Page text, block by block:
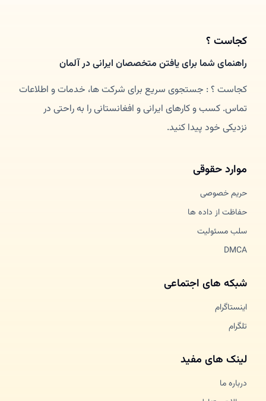
کجاست ؟
راهنمای شما برای یافتن متخصصان ایرانی در آلمان
کجاست ؟ : جستجوی سریع برای شرکت ها، خدمات و اطلاعات
تماس. کسب و کارهای ایرانی و افغانستانی را به راحتی در
نزدیکی خود پیدا کنید.
موارد حقوقی
حریم خصوصی
حفاظت از داده ها
سلب مسئولیت
DMCA
شبکه های اجتماعی
اینستاگرام
تلگرام
لینک های مفید
درباره ما